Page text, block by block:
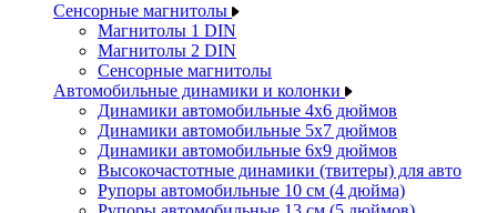
Сенсорные магнитолы
Магнитолы 1 DIN
Магнитолы 2 DIN
Сенсорные магнитолы
Автомобильные динамики и колонки
Динамики автомобильные 4x6 дюймов
Динамики автомобильные 5x7 дюймов
Динамики автомобильные 6x9 дюймов
Высокочастотные динамики (твитеры) для авто
Рупоры автомобильные 10 см (4 дюйма)